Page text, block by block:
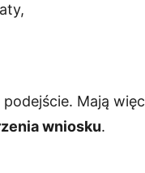
Mają więc
wniosku.